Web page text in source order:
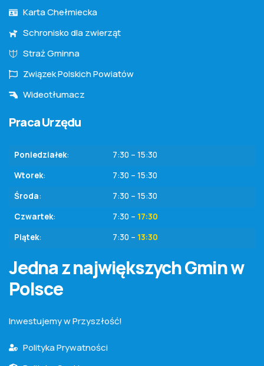
Praca Urzędu
Poniedziałek:
7:30 – 15:30
Wtorek:
7:30 – 15:30
Środa:
7:30 – 15:30
Czwartek: 7:30 – 17:30
Piątek: 7:30 – 13:30
Karta Chełmiecka
Schronisko dla zwierząt
Straż Gminna
Związek Polskich Powiatów
Wideotłumacz
Jedna z największych Gmin w
Polsce
Inwestujemy w Przyszłość!
Polityka Prywatności